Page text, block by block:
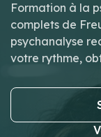
Formation à la
complets de
psychanalyse
votre rythme,